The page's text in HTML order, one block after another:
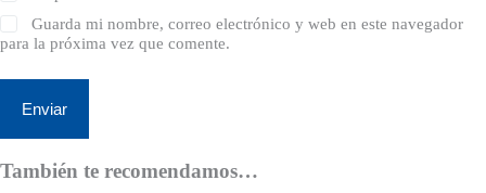
Guarda mi nombre, correo electrónico y web en este navegador
para la próxima vez que comente.
Enviar
También te recomendamos…